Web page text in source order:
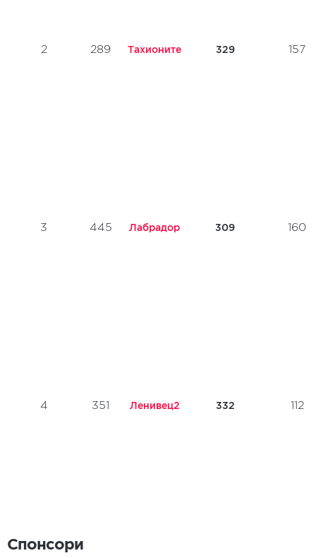
2 289 Тахионите 329 157
3 445 Лабрадор 309 160
4 351 Ленивец2 332 112
Спонсори